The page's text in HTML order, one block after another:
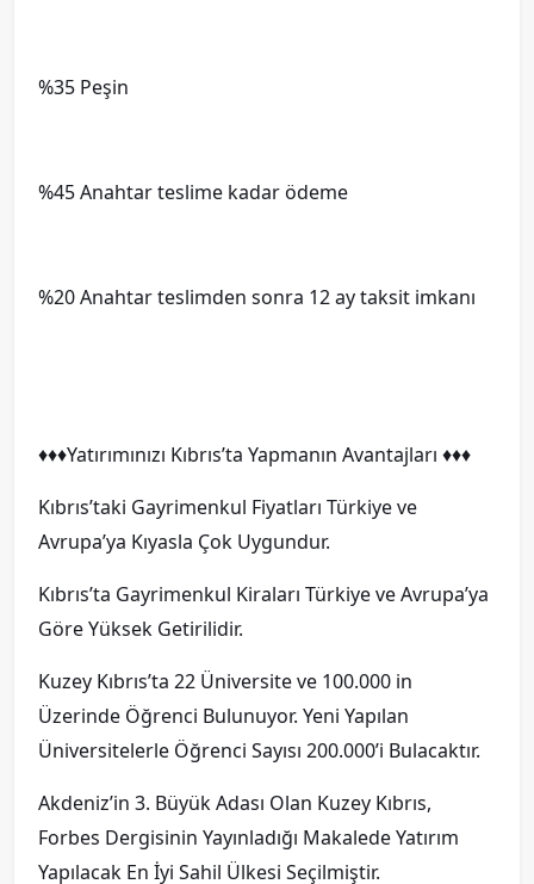
%35 Peşin
%45 Anahtar teslime kadar ödeme
%20 Anahtar teslimden sonra 12 ay taksit imkanı
♦️♦️♦️Yatırımınızı Kıbrıs’ta Yapmanın Avantajları ♦️♦️♦️
Kıbrıs’taki Gayrimenkul Fiyatları Türkiye ve
Avrupa’ya Kıyasla Çok Uygundur.
Kıbrıs’ta Gayrimenkul Kiraları Türkiye ve Avrupa’ya
Göre Yüksek Getirilidir.
Kuzey Kıbrıs’ta 22 Üniversite ve 100.000 in
Üzerinde Öğrenci Bulunuyor. Yeni Yapılan
Üniversitelerle Öğrenci Sayısı 200.000’i Bulacaktır.
Akdeniz’in 3. Büyük Adası Olan Kuzey Kıbrıs,
Forbes Dergisinin Yayınladığı Makalede Yatırım
Yapılacak En İyi Sahil Ülkesi Seçilmiştir.